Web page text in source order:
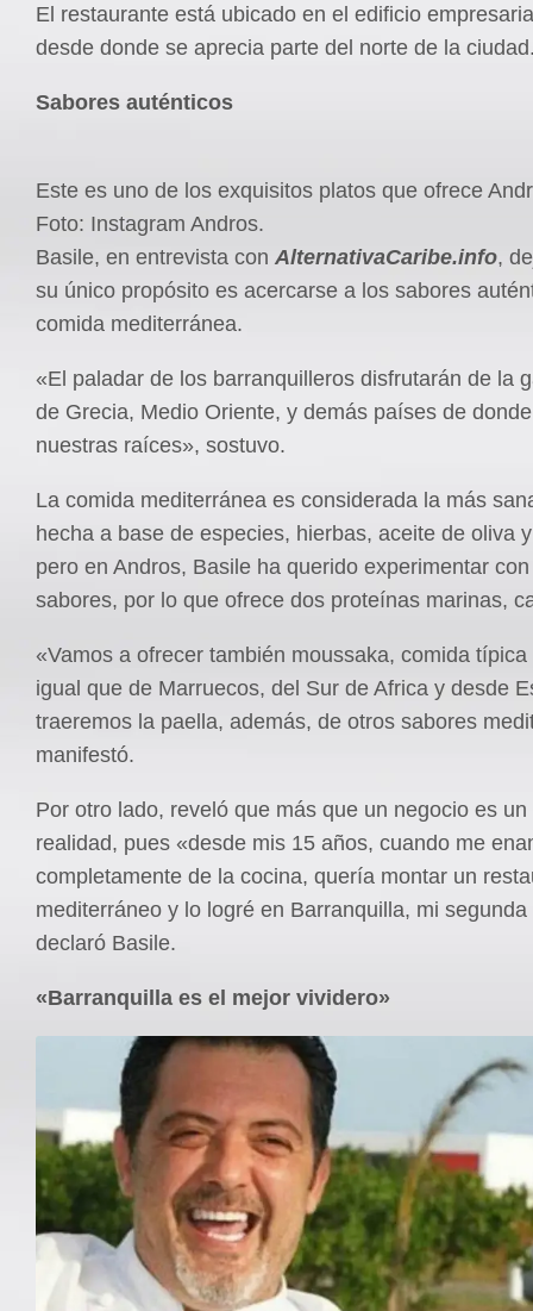
El restaurante está ubicado en el edificio
desde donde se aprecia parte del norte de la
Sabores auténticos
Este es uno de los exquisitos platos que ofrece
Foto: Instagram Andros.
Basile, en entrevista con AlternativaCaribe.info,
su único propósito es acercarse a los sabores
comida mediterránea.
«El paladar de los barranquilleros disfrutarán de la
de Grecia, Medio Oriente, y demás países de
nuestras raíces», sostuvo.
La comida mediterránea es considerada la más
hecha a base de especies, hierbas, aceite de oliva
pero en Andros, Basile ha querido experimentar
sabores, por lo que ofrece dos proteínas marinas,
«Vamos a ofrecer también moussaka, comida
igual que de Marruecos, del Sur de Africa y desde
traeremos la paella, además, de otros sabores
manifestó.
Por otro lado, reveló que más que un negocio es
realidad, pues «desde mis 15 años, cuando me
completamente de la cocina, quería montar un
mediterráneo y lo logré en Barranquilla, mi segunda
declaró Basile.
«Barranquilla es el mejor vividero»